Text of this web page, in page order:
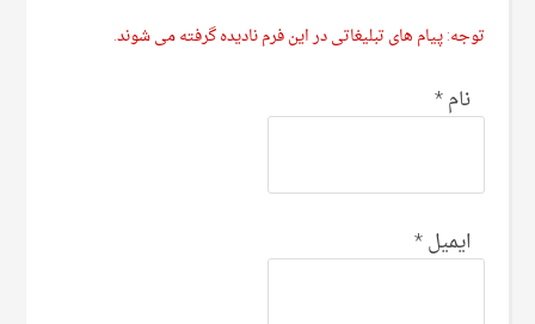
توجه: پیام های تبلیغاتی در این فرم نادیده گرفته می شوند.
نام*
ایمیل*